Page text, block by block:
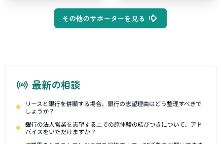
その他のサポーターを見る
最新の相談
リースと銀行を併願する場合、銀行の志望理由はどう整理すべきで
しょうか？
銀行の法人営業を志望する上での原体験の結びつきについて、アド
バイスをいただけますか？